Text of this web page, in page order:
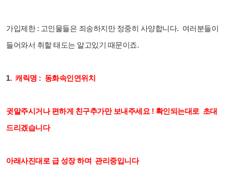
가입제한 : 고인물들은 죄송하지만 정중히 사양합니다. 여러분들이
들어와서 취할 태도는 알고있기 때문이죠.
1. 캐릭명 : 동화속인연위치
귓말주시거나 편하게 친구추가만 보내주세요 ! 확인되는대로 초대
드리겠습니다
아래사진대로 급 성장 하며 관리중입니다